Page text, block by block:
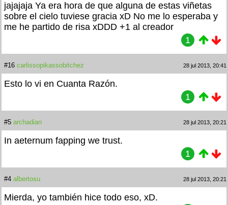
jajajaja Ya era hora de que alguna de estas viñetas
sobre el cielo tuviese gracia xD No me lo esperaba y
me he partido de risa xDDD +1 al creador
1
#16 carlissopikassobitchez 28 jul 2013, 20:41
Esto lo vi en Cuanta Razón.
1
#5 archadian 28 jul 2013, 20:21
In aeternum fapping we trust.
1
#4 albertosu 28 jul 2013, 20:21
Mierda, yo también hice todo eso, xD.